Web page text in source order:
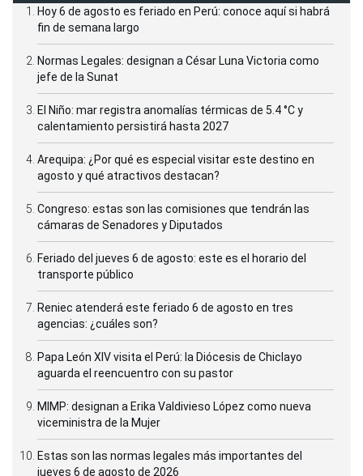
Hoy 6 de agosto es feriado en Perú: conoce aquí si habrá
fin de semana largo
Normas Legales: designan a César Luna Victoria como
jefe de la Sunat
El Niño: mar registra anomalías térmicas de 5.4 °C y
calentamiento persistirá hasta 2027
Arequipa: ¿Por qué es especial visitar este destino en
agosto y qué atractivos destacan?
Congreso: estas son las comisiones que tendrán las
cámaras de Senadores y Diputados
Feriado del jueves 6 de agosto: este es el horario del
transporte público
Reniec atenderá este feriado 6 de agosto en tres
agencias: ¿cuáles son?
Papa León XIV visita el Perú: la Diócesis de Chiclayo
aguarda el reencuentro con su pastor
MIMP: designan a Erika Valdivieso López como nueva
viceministra de la Mujer
Estas son las normas legales más importantes del
jueves 6 de agosto de 2026